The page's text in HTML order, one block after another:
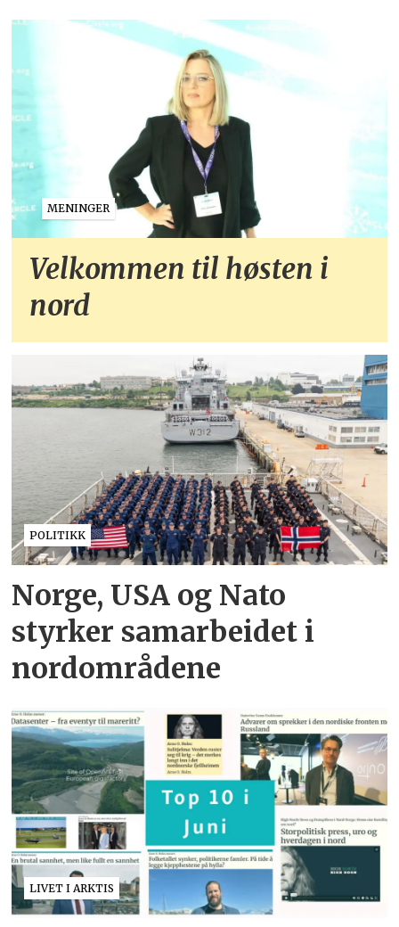
MENINGER
Velkommen til høsten i
nord
POLITIKK
Norge, USA og Nato
styrker samarbeidet i
nordområdene
LIVET I ARKTIS